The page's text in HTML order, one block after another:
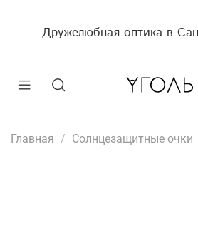
Дружелюбная оптика в
Главная Солнцезащитные очки